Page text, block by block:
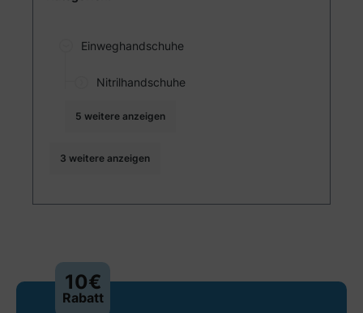
Einweghandschuhe
Nitrilhandschuhe
5 weitere anzeigen
3 weitere anzeigen
10€
Rabatt